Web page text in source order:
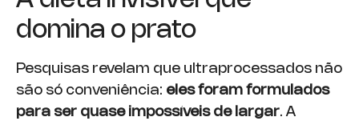
domina o prato
Pesquisas revelam que ultraprocessados não
são só conveniência: eles foram formulados
para ser quase impossíveis de largar. A